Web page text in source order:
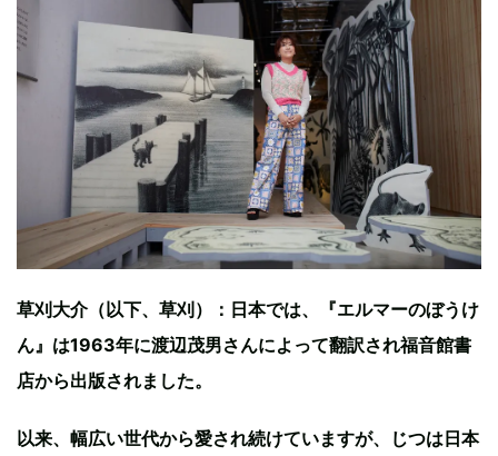
草刈大介（以下、草刈）：日本では、『エルマーのぼうけ
ん』は1963年に渡辺茂男さんによって翻訳され福音館書
店から出版されました。
以来、幅広い世代から愛され続けていますが、じつは日本